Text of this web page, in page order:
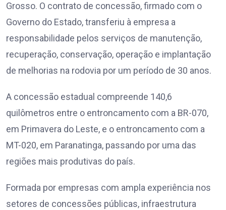
Grosso. O contrato de concessão, firmado com o
Governo do Estado, transferiu à empresa a
responsabilidade pelos serviços de manutenção,
recuperação, conservação, operação e implantação
de melhorias na rodovia por um período de 30 anos.
A concessão estadual compreende 140,6
quilômetros entre o entroncamento com a BR-070,
em Primavera do Leste, e o entroncamento com a
MT-020, em Paranatinga, passando por uma das
regiões mais produtivas do país.
Formada por empresas com ampla experiência nos
setores de concessões públicas, infraestrutura